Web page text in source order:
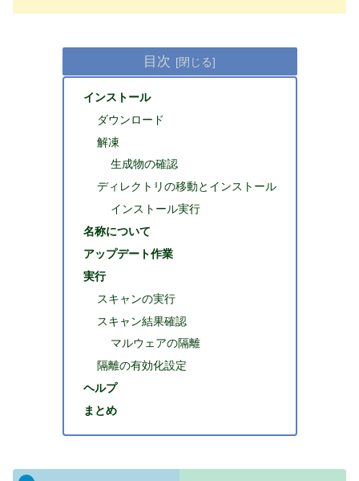
目次
インストール
ダウンロード
解凍
生成物の確認
ディレクトリの移動とインストール
インストール実行
名称について
アップデート作業
実行
スキャンの実行
スキャン結果確認
マルウェアの隔離
隔離の有効化設定
ヘルプ
まとめ